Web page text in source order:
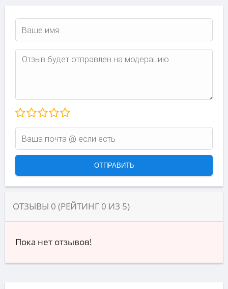
ОТЗЫВЫ 0 (РЕЙТИНГ 0 ИЗ 5)
Пока нет отзывов!